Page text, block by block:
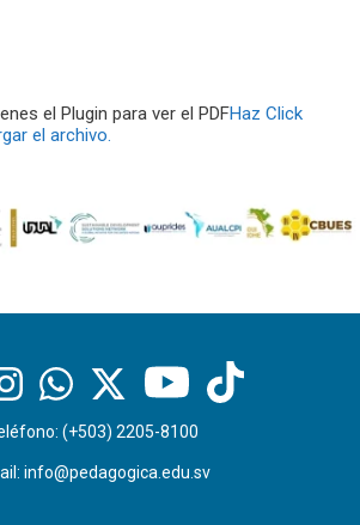
el Plugin para ver el PDFHaz Click
el archivo.
(+503) 2205-8100
info@pedagogica.edu.sv